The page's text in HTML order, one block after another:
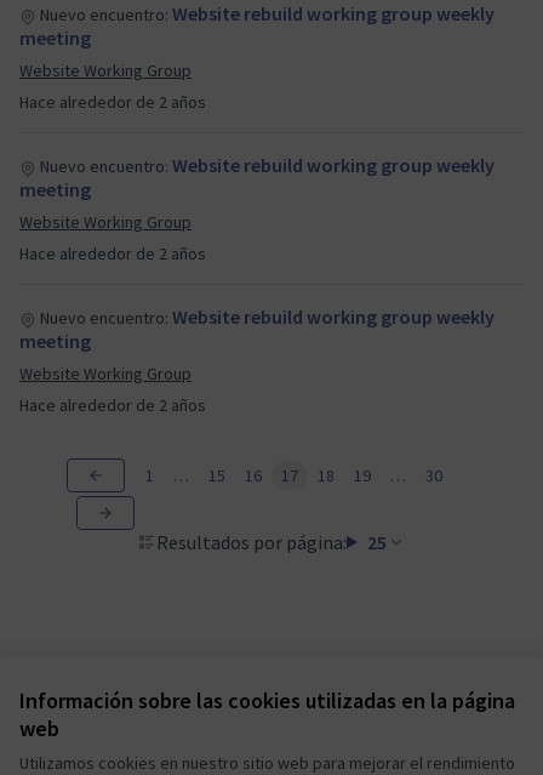
Información sobre las cookies utilizadas en la página
web
Utilizamos cookies en nuestro sitio web para mejorar el rendimiento
Hace alrededor de 2 años
Nuevo encuentro: Website rebuild working group weekly
meeting
Website Working Group
Hace alrededor de 2 años
Nuevo encuentro: Website rebuild working group weekly
meeting
Website Working Group
Hace alrededor de 2 años
Nuevo encuentro: Website rebuild working group weekly
meeting
Website Working Group
Resultados por página: 25
1 … 15 16 17 18 19 … 30
Términos y condiciones de uso
Configuración de cookies
Mautic Community Portal en X
Mautic Community Portal en Facebook
Mautic Community Portal en Instagram
Mautic Community Portal en YouTube
Mautic Community Portal en GitHub